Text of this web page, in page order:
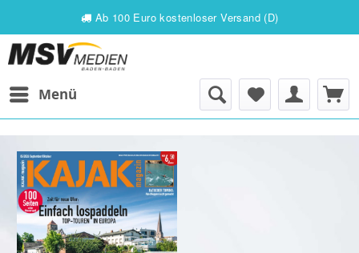
Ab 100 Euro kostenloser Versand (D)
Menü